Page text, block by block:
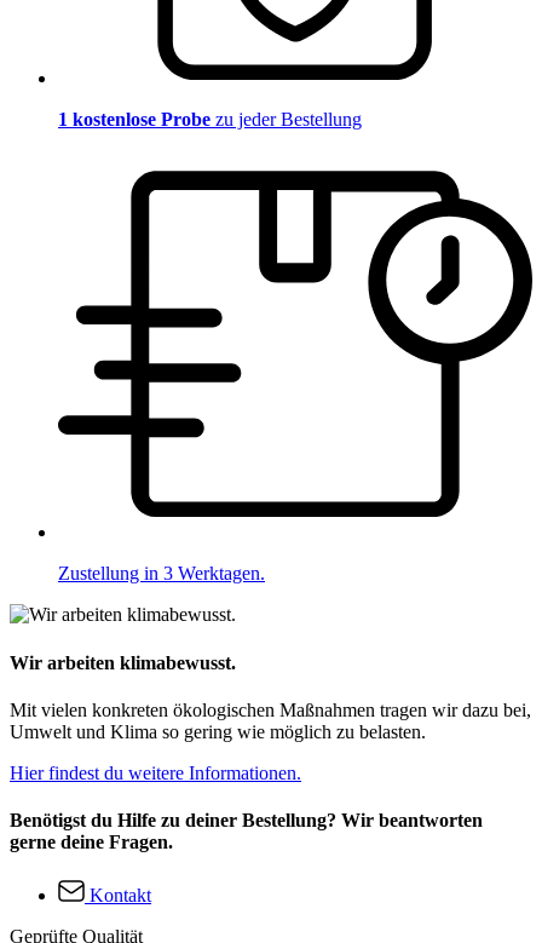
1 kostenlose Probe zu jeder Bestellung
Zustellung in 3 Werktagen.
Wir arbeiten klimabewusst.
Mit vielen konkreten ökologischen Maßnahmen tragen wir dazu bei,
Umwelt und Klima so gering wie möglich zu belasten.
Hier findest du weitere Informationen.
Benötigst du Hilfe zu deiner Bestellung? Wir beantworten
gerne deine Fragen.
Kontakt
Geprüfte Qualität